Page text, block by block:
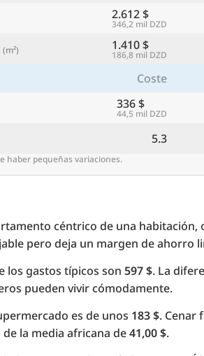
2.612 $
346,2 mil DZD
(m²) 1.410 $
186,8 mil DZD
Coste
336 $
44,5 mil DZD
5.3
haber pequeñas variaciones.
céntrico de una habitación,
pero deja un margen de ahorro
los gastos típicos son 597 $. La
pueden vivir cómodamente.
es de unos 183 $. Cenar
la media africana de41,00 $.